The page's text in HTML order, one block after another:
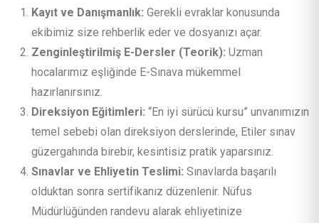
Kayıt ve Danışmanlık: Gerekli evraklar konusunda
ekibimiz size rehberlik eder ve dosyanızı açar.
Zenginleştirilmiş E-Dersler (Teorik): Uzman
hocalarımız eşliğinde E-Sınava mükemmel
hazırlanırsınız.
Direksiyon Eğitimleri: “En iyi sürücü kursu” unvanımızın
temel sebebi olan direksiyon derslerinde, Etiler sınav
güzergahında birebir, kesintisiz pratik yaparsınız.
Sınavlar ve Ehliyetin Teslimi: Sınavlarda başarılı
olduktan sonra sertifikanız düzenlenir. Nüfus
Müdürlüğünden randevu alarak ehliyetinize